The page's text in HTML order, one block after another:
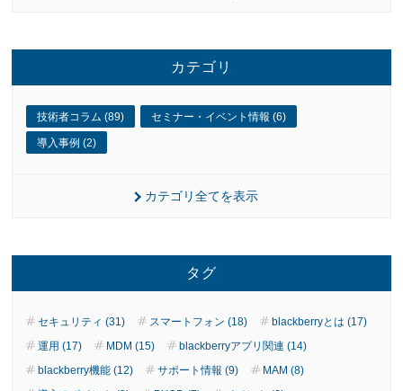
カテゴリ
技術者コラム (89) セミナー・イベント情報 (6)
導入事例 (2)
カテゴリ全てを表示
タグ
セキュリティ (31) スマートフォン (18)
blackberryとは (17)
運用 (17)
MDM (15)
blackberryアプリ関連 (14)
blackberry機能 (12)
サポート情報 (9)
MAM (8)